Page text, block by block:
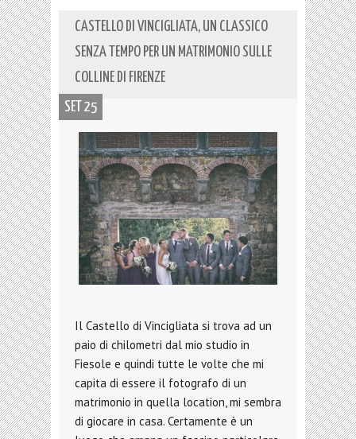
CASTELLO DI VINCIGLIATA, UN CLASSICO
SENZA TEMPO PER UN MATRIMONIO SULLE
COLLINE DI FIRENZE
SET 25
Il Castello di Vincigliata si trova ad un
paio di chilometri dal mio studio in
Fiesole e quindi tutte le volte che mi
capita di essere il fotografo di un
matrimonio in quella location, mi sembra
di giocare in casa. Certamente è un